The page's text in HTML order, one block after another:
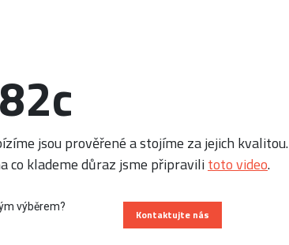
jsou prověřené a stojíme za jejich kvalitou.
co klademe důraz jsme připravilitoto video.
výběrem?
Kontaktujte nás